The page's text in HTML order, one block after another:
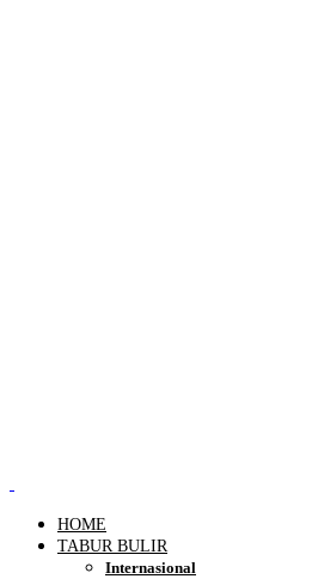
HOME
TABUR BULIR
Internasional